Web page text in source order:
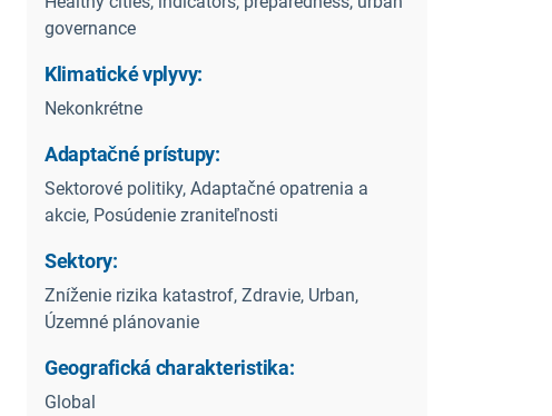
governance
Klimatické vplyvy:
Nekonkrétne
Adaptačné prístupy:
Sektorové politiky, Adaptačné opatrenia a
akcie, Posúdenie zraniteľnosti
Sektory:
Zníženie rizika katastrof, Zdravie, Urban,
Územné plánovanie
Geografická charakteristika:
Global